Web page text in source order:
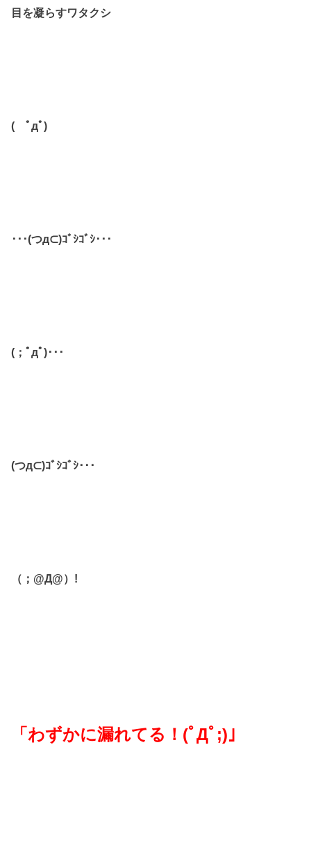
目を凝らすワタクシ
( ﾟдﾟ)
･･･(つд⊂)ｺﾞｼｺﾞｼ･･･
(；ﾟдﾟ)･･･
(つд⊂)ｺﾞｼｺﾞｼ･･･
（；@Д@）!
「わずかに漏れてる！(ﾟДﾟ;)」